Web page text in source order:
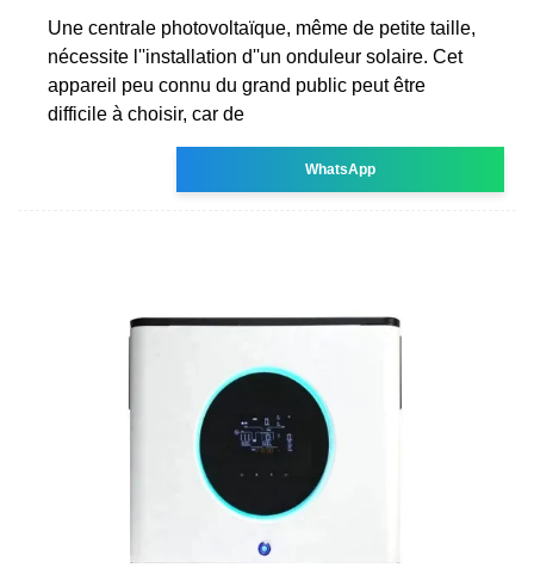
Une centrale photovoltaïque, même de petite taille,
nécessite l''installation d''un onduleur solaire. Cet
appareil peu connu du grand public peut être
difficile à choisir, car de
WhatsApp